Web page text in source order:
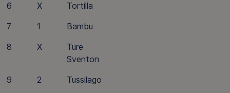
6
X
Tortilla
7
1
Bambu
8
X
Ture
Sventon
9
2
Tussilago